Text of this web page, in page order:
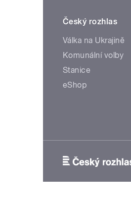
Český rozhlas
Válka na Ukrajině
Komunální volby
Stanice
eShop